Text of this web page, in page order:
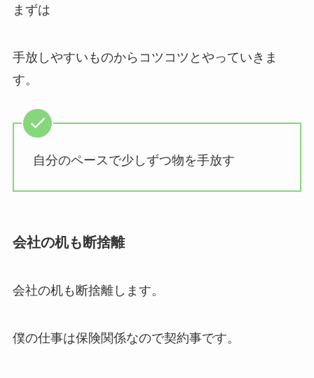
まずは
手放しやすいものからコツコツとやっていきま
す。
自分のペースで少しずつ物を手放す
会社の机も断捨離
会社の机も断捨離します。
僕の仕事は保険関係なので契約事です。